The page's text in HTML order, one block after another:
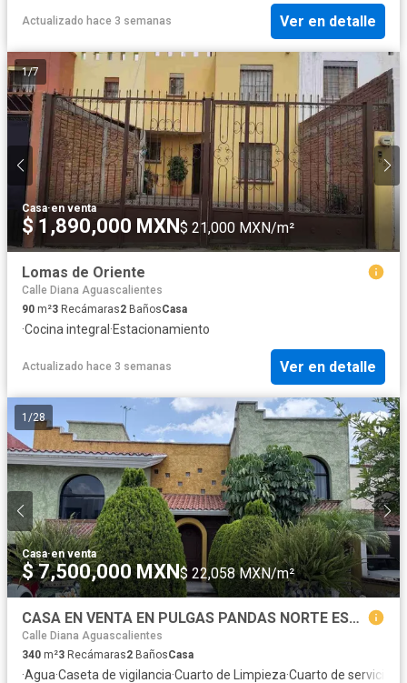
Actualizado hace 3 semanas Ver en detalle
1/7
Casa·en venta
$ 1,890,000 MXN $ 21,000 MXN/m²
Lomas de Oriente
Calle Diana Aguascalientes
90 m²3 Recámaras2 BañosCasa
·Cocina integral ·Estacionamiento
Actualizado hace 3 semanas Ver en detalle
1 /28
Casa·en venta
$ 7,500,000 MXN$ 22,058 MXN/m²
CASA EN VENTA EN PULGAS PANDAS NORTE ESTILO COLONIAL CONTEMPORÁNEO
Calle Diana Aguascalientes
340 m²3 Recámaras2 BañosCasa
·Agua·Caseta de vigilancia·Cuarto de Limpieza·Cuarto de servicio